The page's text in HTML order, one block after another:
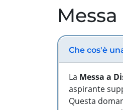
Che cos'è
La Messa a
aspirante
Questa